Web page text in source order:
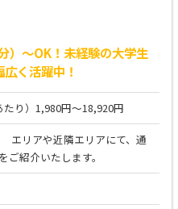
）～OK！未経験の大学生
く活躍中！
り）1,980円～18,920円
エリアや近隣エリアにて、通
ご紹介いたします。